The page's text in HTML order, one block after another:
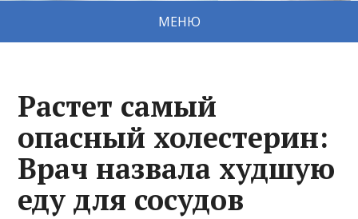
МЕНЮ
Растет самый
опасный холестерин:
Врач назвала худшую
еду для сосудов